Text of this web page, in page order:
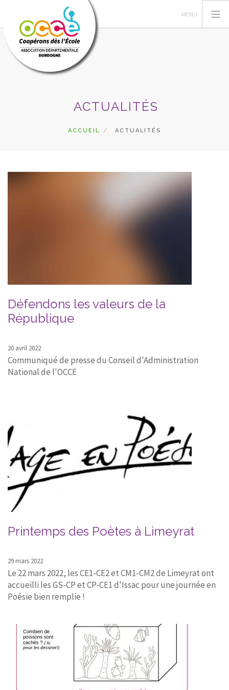
FORMATIONS
ACTUALITÉS
ACCUEIL ACTUALITÉS
Défendons les valeurs de la
République
20 avril 2022
Communiqué de presse du Conseil d'Administration
National de l'OCCE
Printemps des Poètes à Limeyrat
29 mars 2022
Le 22 mars 2022, les CE1-CE2 et CM1-CM2 de Limeyrat ont
accueilli les GS-CP et CP-CE1 d'Issac pour une journée en
Poésie bien remplie !